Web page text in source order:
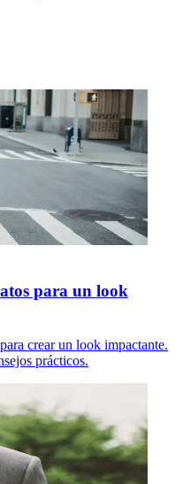
para un look
crear un look impactante.
prácticos.